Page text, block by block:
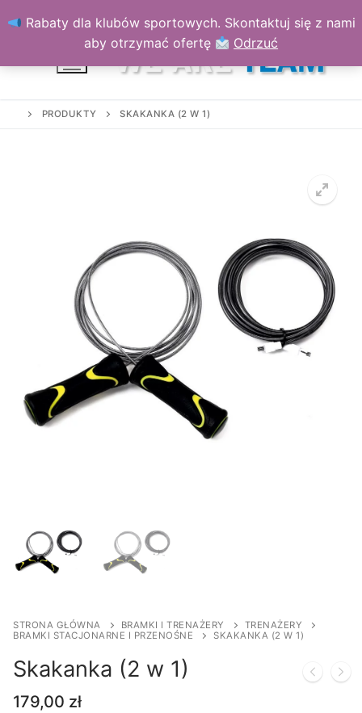
Rabaty dla klubów sportowych. Skontaktuj się z nami
aby otrzymać ofertę
Odrzuć
do
PRODUKTY SKAKANKA (2 W 1)
STRONA GŁÓWNA BRAMKI I TRENAŻERY
TRENAŻERY
BRAMKI STACJONARNE I PRZENOŚNE
SKAKANKA (2 W 1)
Skakanka (2 w 1)
179,00 zł